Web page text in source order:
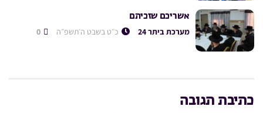
אשריכם שזכיתם
מערכת ביתר 24 כ״ט בשבט ה׳תשפ״ה
כתיבת תגובה